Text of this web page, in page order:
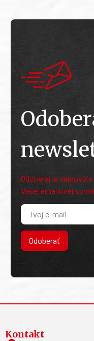
Odoberajte
Vašej emailovej
Odoberať
Kontakt